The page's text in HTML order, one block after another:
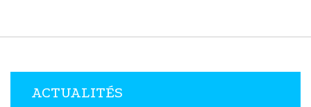
ACTUALITÉS